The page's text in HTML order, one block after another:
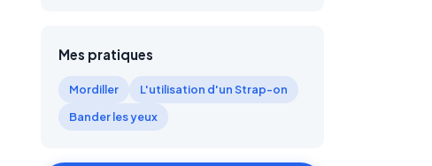
Mes pratiques
Mordiller
L'utilisation d'un Strap-on
Bander les yeux